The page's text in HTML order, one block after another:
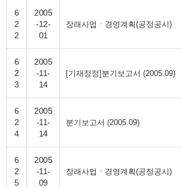
6
2
2
2005
-12-
01
장래사업ㆍ경영계획(공정공시)
6
2
3
2005
-11-
14
[기재정정]분기보고서 (2005.09)
6
2
4
2005
-11-
14
분기보고서 (2005.09)
6
2
5
2005
-11-
09
장래사업ㆍ경영계획(공정공시)